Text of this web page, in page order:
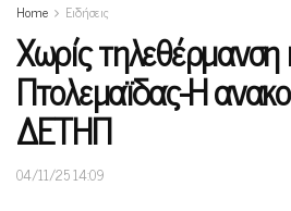
Home Ειδήσεις
Χωρίς τηλεθέρμανση
Πτολεμαϊδας-Η
ΔΕΤΗΠ
04/11/25 14:09